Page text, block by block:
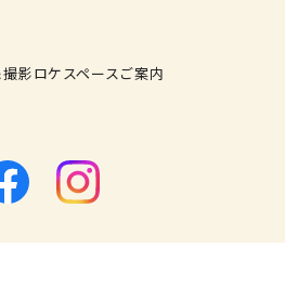
影ロケスペースご案内